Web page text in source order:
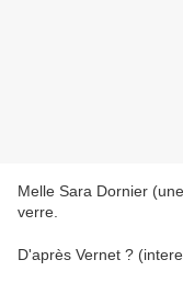
Melle Sara Dornier
verre.
D'après Vernet ?